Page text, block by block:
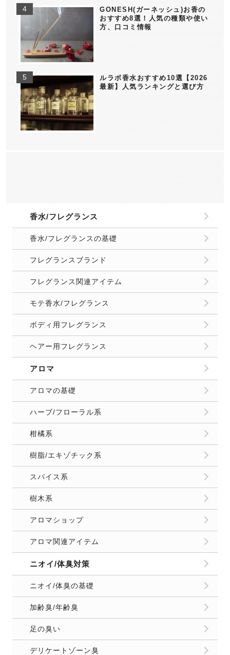
GONESH(ガーネッシュ)お香の
おすすめ8選！人気の種類や使い
方、口コミ情報
ルラボ香水おすすめ10選【2026
最新】人気ランキングと選び方
香水/フレグランス
香水/フレグランスの基礎
フレグランスブランド
フレグランス関連アイテム
モテ香水/フレグランス
ボディ用フレグランス
ヘアー用フレグランス
アロマ
アロマの基礎
ハーブ/フローラル系
柑橘系
樹脂/エキゾチック系
スパイス系
樹木系
アロマショップ
アロマ関連アイテム
ニオイ/体臭対策
ニオイ/体臭の基礎
加齢臭/年齢臭
足の臭い
デリケートゾーン臭